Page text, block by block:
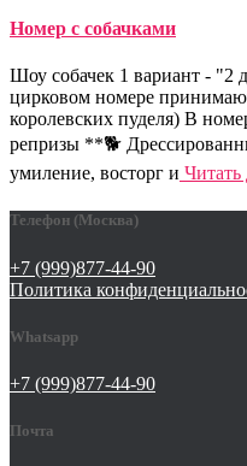
Номер с собачками
Шоу собачек 1 вариант - "2
цирковом номере
королевских пуделя) В
репризы **🐕
умиление, восторг и Читать
Телефон (Москва)
+7 (999)877-44-90
Политика
Whatsapp
+7 (999)877-44-90
Почта